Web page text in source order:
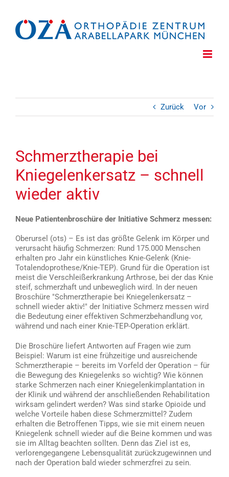
springen
Zurück Vor
Schmerztherapie bei
Kniegelenkersatz – schnell
wieder aktiv
Neue Patientenbroschüre der Initiative Schmerz messen:
Oberursel (ots) – Es ist das größte Gelenk im Körper und
verursacht häufig Schmerzen: Rund 175.000 Menschen
erhalten pro Jahr ein künstliches Knie-Gelenk (Knie-
Totalendoprothese/Knie-TEP). Grund für die Operation ist
meist die Verschleißerkrankung Arthrose, bei der das Knie
steif, schmerzhaft und unbeweglich wird. In der neuen
Broschüre "Schmerztherapie bei Kniegelenkersatz –
schnell wieder aktiv!" der Initiative Schmerz messen wird
die Bedeutung einer effektiven Schmerzbehandlung vor,
während und nach einer Knie-TEP-Operation erklärt.
Die Broschüre liefert Antworten auf Fragen wie zum
Beispiel: Warum ist eine frühzeitige und ausreichende
Schmerztherapie – bereits im Vorfeld der Operation – für
die Bewegung des Kniegelenks so wichtig? Wie können
starke Schmerzen nach einer Kniegelenkimplantation in
der Klinik und während der anschließenden Rehabilitation
wirksam gelindert werden? Was sind starke Opioide und
welche Vorteile haben diese Schmerzmittel? Zudem
erhalten die Betroffenen Tipps, wie sie mit einem neuen
Kniegelenk schnell wieder auf die Beine kommen und was
sie im Alltag beachten sollten. Denn das Ziel ist es,
verlorengegangene Lebensqualität zurückzugewinnen und
nach der Operation bald wieder schmerzfrei zu sein.